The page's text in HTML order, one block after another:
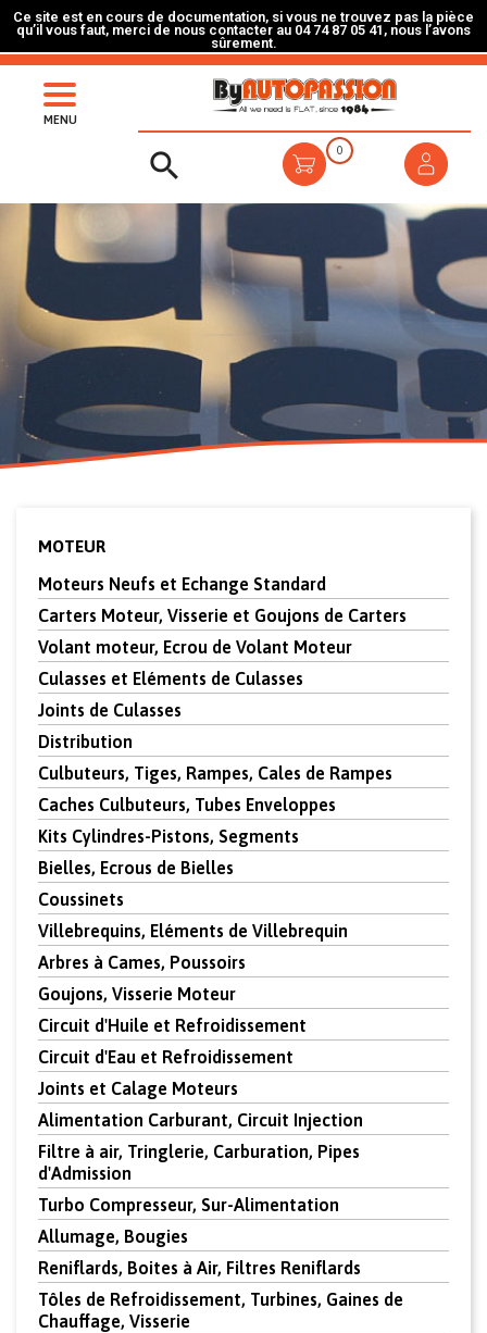
Ce site est en cours de documentation, si vous ne trouvez pas la pièce
qu’il vous faut, merci de nous contacter au 04 74 87 05 41, nous l’avons
sûrement.
MENU
 0
MOTEUR
Moteurs Neufs et Echange Standard
Carters Moteur, Visserie et Goujons de Carters
Volant moteur, Ecrou de Volant Moteur
Culasses et Eléments de Culasses
Joints de Culasses
Distribution
Culbuteurs, Tiges, Rampes, Cales de Rampes
Caches Culbuteurs, Tubes Enveloppes
Kits Cylindres-Pistons, Segments
Bielles, Ecrous de Bielles
Coussinets
Villebrequins, Eléments de Villebrequin
Arbres à Cames, Poussoirs
Goujons, Visserie Moteur
Circuit d'Huile et Refroidissement
Circuit d'Eau et Refroidissement
Joints et Calage Moteurs
Alimentation Carburant, Circuit Injection
Filtre à air, Tringlerie, Carburation, Pipes
d'Admission
Turbo Compresseur, Sur-Alimentation
Allumage, Bougies
Reniflards, Boites à Air, Filtres Reniflards
Tôles de Refroidissement, Turbines, Gaines de
Chauffage, Visserie